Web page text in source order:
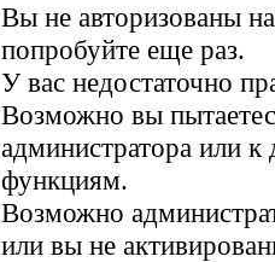
Вы не авторизованы
попробуйте еще раз.
У вас недостаточно
Возможно вы
администратора или
функциям.
Возможно
или вы не